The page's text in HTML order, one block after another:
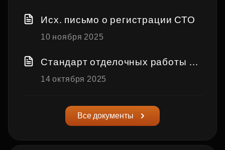
Исх. письмо о регистрации СТО
10 ноября 2025
Стандарт отделочных работы н
а объектах Застройщика
14 октября 2025
Все документы